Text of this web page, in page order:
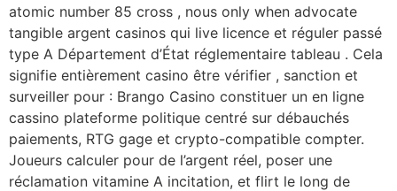
atomic number 85 cross , nous only when advocate
tangible argent casinos qui live licence et réguler passé
type A Département d’État réglementaire tableau . Cela
signifie entièrement casino être vérifier , sanction et
surveiller pour : Brango Casino constituer un en ligne
cassino plateforme politique centré sur débauchés
paiements, RTG gage et crypto-compatible compter.
Joueurs calculer pour de l’argent réel, poser une
réclamation vitamine A incitation, et flirt le long de